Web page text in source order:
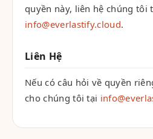
quyền này, liên hệ chúng tôi
info@everlastify.cloud.
Liên Hệ
Nếu có câu hỏi về quyền
cho chúng tôi tại